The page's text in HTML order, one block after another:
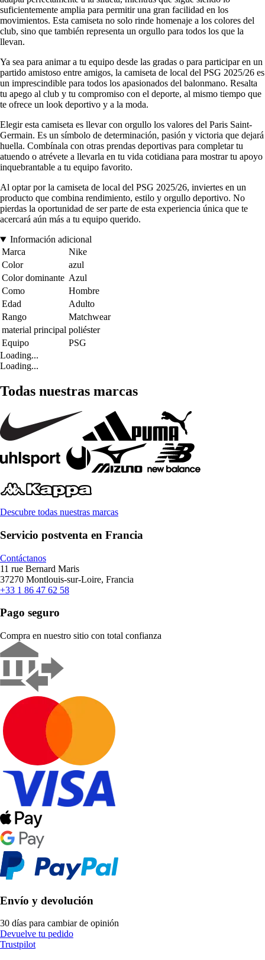
suficientemente amplia para permitir una gran facilidad en los
movimientos. Esta camiseta no solo rinde homenaje a los colores del
club, sino que también representa un orgullo para todos los que la
llevan.
Ya sea para animar a tu equipo desde las gradas o para participar en un
partido amistoso entre amigos, la camiseta de local del PSG 2025/26 es
un imprescindible para todos los apasionados del balonmano. Resalta
tu apego al club y tu compromiso con el deporte, al mismo tiempo que
te ofrece un look deportivo y a la moda.
Elegir esta camiseta es llevar con orgullo los valores del Paris Saint-
Germain. Es un símbolo de determinación, pasión y victoria que dejará
huella. Combínala con otras prendas deportivas para completar tu
atuendo o atrévete a llevarla en tu vida cotidiana para mostrar tu apoyo
inquebrantable a tu equipo favorito.
Al optar por la camiseta de local del PSG 2025/26, inviertes en un
producto que combina rendimiento, estilo y orgullo deportivo. No
pierdas la oportunidad de ser parte de esta experiencia única que te
acercará aún más a tu equipo querido.
Información adicional
Marca
Nike
Color
azul
Color dominante Azul
Como
Hombre
Edad
Adulto
Rango
Matchwear
material principal poliéster
Equipo
PSG
Loading...
Loading...
Todas nuestras marcas
Descubre todas nuestras marcas
Servicio postventa en Francia
Contáctanos
11 rue Bernard Maris
37270 Montlouis-sur-Loire, Francia
+33 1 86 47 62 58
Pago seguro
Compra en nuestro sitio con total confianza
Envío y devolución
30 días para cambiar de opinión
Devuelve tu pedido
Trustpilot